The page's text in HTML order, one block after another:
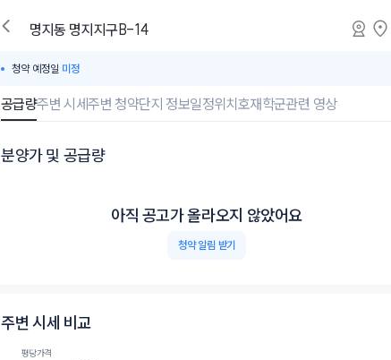
명지동 명지지구B-14
청약 예정일 미정
공급량주변 시세주변 청약단지 정보일정위치호재학군관련 영상
분양가 및 공급량
아직 공고가 올라오지 않았어요
청약 알림 받기
주변 시세 비교
평당가격